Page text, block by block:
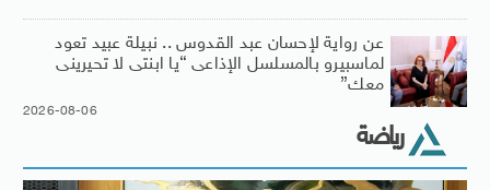
عن رواية لإحسان عبد القدوس .. نبيلة عبيد تعود
لماسبيرو بالمسلسل الإذاعى “يا ابنتى لا تحيرينى
معك”
2026-08-06
رياضة